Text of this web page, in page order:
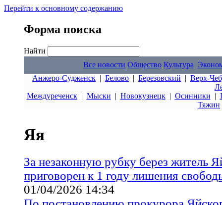
Перейти к основному содержанию
Форма поиска
Найти
Все новости Общество Культура
Анжеро-Судженск | Белово | Березовский | Верх-
Междуреченск| Мыски | Новокузнецк| Осинники |
Тяжин
Яя
За незаконную рубку берез житель
приговорен к 1 году лишения
01/04/2026 14:34